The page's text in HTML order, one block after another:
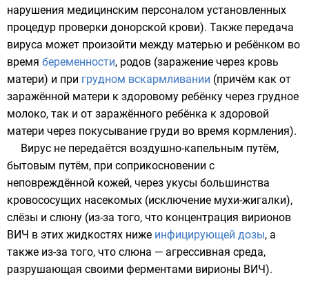
нарушения медицинским персоналом установленных
процедур проверки донорской крови). Также передача
вируса может произойти между матерью и ребёнком во
время беременности, родов (заражение через кровь
матери) и при грудном вскармливании (причём как от
заражённой матери к здоровому ребёнку через грудное
молоко, так и от заражённого ребёнка к здоровой
матери через покусывание груди во время кормления).
Вирус не передаётся воздушно-капельным путём,
бытовым путём, при соприкосновении с
неповреждённой кожей, через укусы большинства
кровососущих насекомых (исключение мухи-жигалки),
слёзы и слюну (из-за того, что концентрация вирионов
ВИЧ в этих жидкостях ниже инфицирующей дозы, а
также из-за того, что слюна — агрессивная среда,
разрушающая своими ферментами вирионы ВИЧ).